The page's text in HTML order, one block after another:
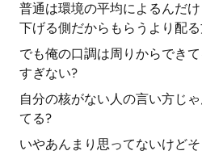
普通は環境の平均によるんだ
下げる側だからもらうより配る
でも俺の口調は周りからでき
すぎない?
自分の核がない人の言い方じ
てる?
いやあんまり思ってないけど